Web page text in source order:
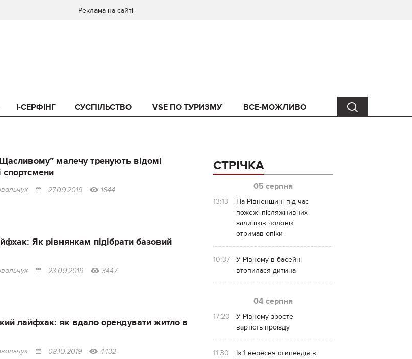
Реклама на сайті
I-СЕРФІНГ СУСПІЛЬСТВО VSE ПО ТУРИЗМУ ВСЕ-МОЖЛИВО
малечу тренують відомі
спортсмени
27.09.2019 1644
Як рівнянкам підібрати базовий
23.09.2019 3447
лайфхак: як вдало орендувати житло в
08.10.2019 4432
СТРІЧКА
05 серпня
13:13
На Рівненщині під час
пожежі післяжнивних
залишків чоловік
отримав опіки
10:37
У Рівному в басейні
втопилася дитина
04 серпня
17:20
У Рівному зросте
вартість проїзду
11:30
Із 1 вересня стипендія в